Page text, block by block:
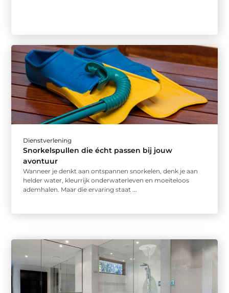
Dienstverlening
Snorkelspullen die écht passen bij jouw
avontuur
Wanneer je denkt aan ontspannen snorkelen, denk je aan
helder water, kleurrijk onderwaterleven en moeiteloos
ademhalen. Maar die ervaring staat ...